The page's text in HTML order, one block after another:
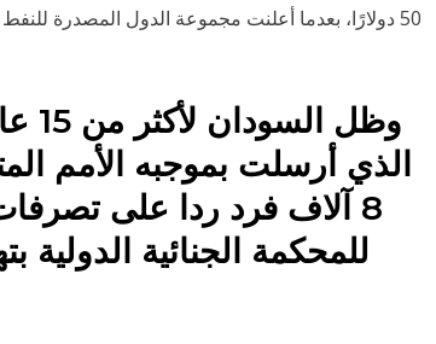
50 دولارًا، بعدما أعلنت مجموعة الدول المصدرة
الذي أرسلت بموجبه الأمم
8 آلاف فرد ردا على
للمحكمة الجنائية